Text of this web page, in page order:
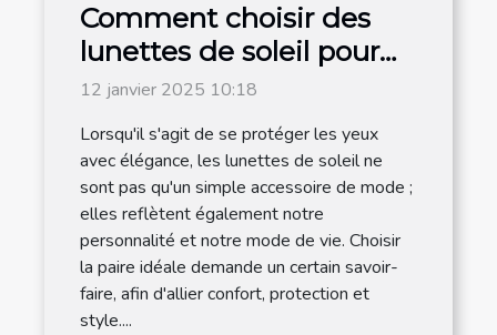
Comment choisir des
lunettes de soleil pour
hommes adaptées à
chaque style de vie
12 janvier 2025 10:18
Lorsqu'il s'agit de se protéger les yeux
avec élégance, les lunettes de soleil ne
sont pas qu'un simple accessoire de mode ;
elles reflètent également notre
personnalité et notre mode de vie. Choisir
la paire idéale demande un certain savoir-
faire, afin d'allier confort, protection et
style....